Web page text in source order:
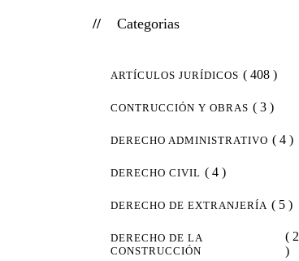
Categorias
ARTÍCULOS JURÍDICOS ( 408 )
CONTRUCCIÓN Y OBRAS ( 3 )
DERECHO ADMINISTRATIVO ( 4 )
DERECHO CIVIL ( 4 )
DERECHO DE EXTRANJERÍA ( 5 )
DERECHO DE LA
CONSTRUCCIÓN
( 2
)